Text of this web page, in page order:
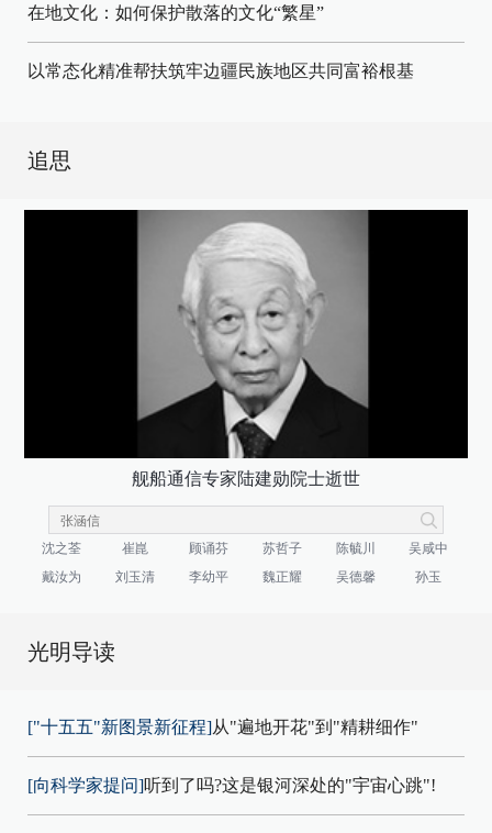
在地文化：如何保护散落的文化“繁星”
以常态化精准帮扶筑牢边疆民族地区共同富裕根基
追思
舰船通信专家陆建勋院士逝世
沈之荃 崔崑 顾诵芬 苏哲子 陈毓川
吴咸中
戴汝为
刘玉清 李幼平 魏正耀 吴德馨 孙玉
光明导读
["十五五"新图景新征程]从"遍地开花"到"精耕细作"
[向科学家提问]听到了吗?这是银河深处的"宇宙心跳"!